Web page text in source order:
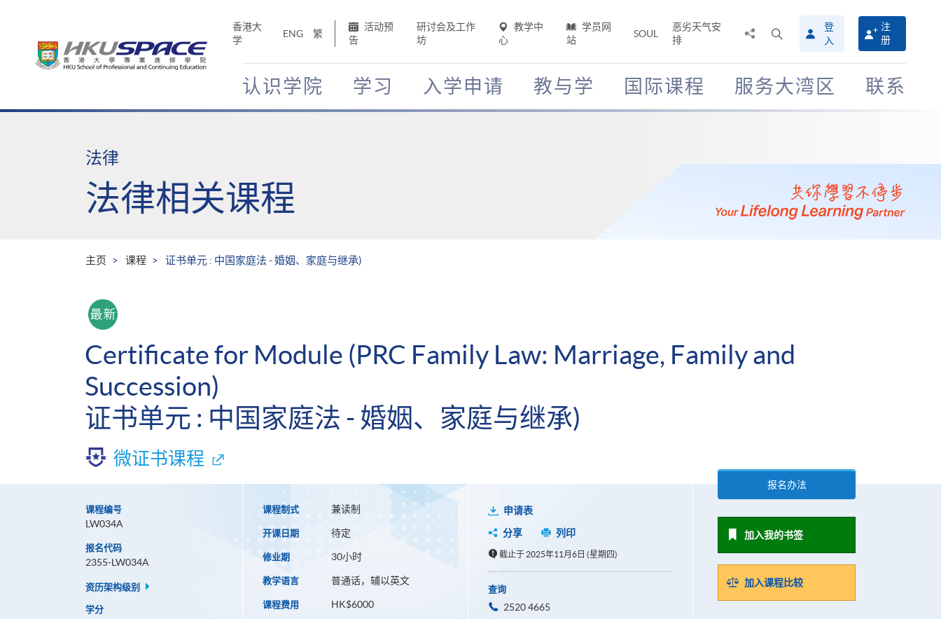
香港大
学
ENG 繁
活动预
告
研讨会及工作
坊
教学中
心
学员网
站
SOUL
恶劣天气安
排
搜
寻
介
面
登
入
注
册
认识学院 学习 入学申请 教与学 国际课程 服务大湾区 联系
Main
法律
法律相关课程
主页 课程 证书单元 : 中国家庭法 - 婚姻、家庭与继承)
Certificate for Module (PRC Family Law: Marriage, Family and
Succession)
证书单元 : 中国家庭法 - 婚姻、家庭与继承)
微证书课程
课程编号
LW034A
报名代码
2355-LW034A
资历架构级别
学分
课程制式 兼读制
开课日期 待定
修业期 30小时
教学语言 普通话，辅以英文
课程费用 HK$6000
申请表
分享
列印
截止于 2025年11月6日 (星期四)
查询
2520 4665
报名办法
加入我的书签
加入课程比较